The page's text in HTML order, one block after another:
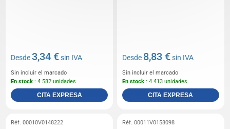
Desde3,34 €sin IVA
Sin incluir el marcado
En stock : 4 582 unidades
CITA EXPRESA
Desde 8,83 €sin IVA
Sin incluir el marcado
En stock : 4 413 unidades
CITA EXPRESA
Réf. 00010V0148222 Réf. 00011V0158098